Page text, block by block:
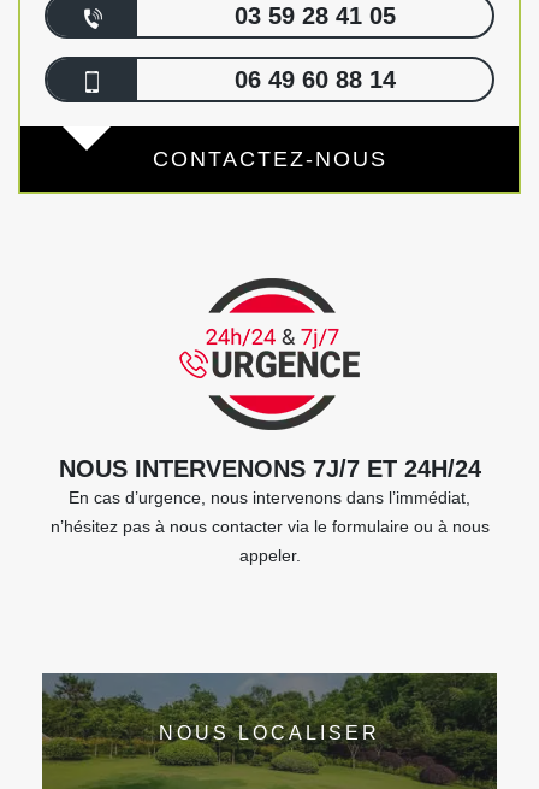
03 59 28 41 05
06 49 60 88 14
CONTACTEZ-NOUS
NOUS INTERVENONS 7J/7 ET 24H/24
En cas d’urgence, nous intervenons dans l’immédiat,
n’hésitez pas à nous contacter via le formulaire ou à nous
appeler.
NOUS LOCALISER